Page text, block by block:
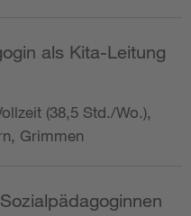
als Kita-Leitung
(38,5 Std./Wo.),
Grimmen